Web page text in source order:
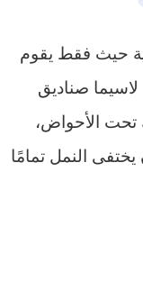
حيث فقط يقوم
صناديق
تحت الأحواض،
يختفى النمل تمامًا